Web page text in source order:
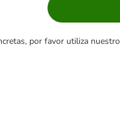
por favor utiliza nuestro